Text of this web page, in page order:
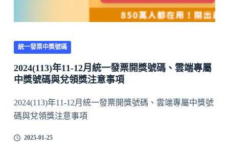
統一發票中獎號碼
2024(113)年11-12月統一發票開獎號碼、雲端專屬
中獎號碼與兌領獎注意事項
2024(113)年11-12月統一發票開獎號碼、雲端專屬中獎號
碼與兌領獎注意事項
2025-01-25